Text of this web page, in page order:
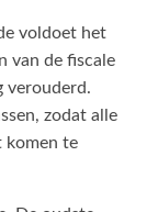
voldoet het
van de fiscale
verouderd.
zodat alle
komen te